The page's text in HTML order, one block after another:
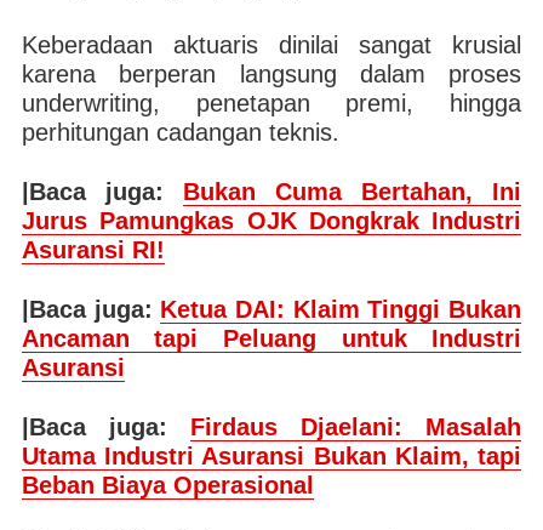
Keberadaan aktuaris dinilai sangat krusial
karena berperan langsung dalam proses
underwriting, penetapan premi, hingga
perhitungan cadangan teknis.
|Baca juga: Bukan Cuma Bertahan, Ini
Jurus Pamungkas OJK Dongkrak Industri
Asuransi RI!
|Baca juga: Ketua DAI: Klaim Tinggi Bukan
Ancaman tapi Peluang untuk Industri
Asuransi
|Baca juga: Firdaus Djaelani: Masalah
Utama Industri Asuransi Bukan Klaim, tapi
Beban Biaya Operasional